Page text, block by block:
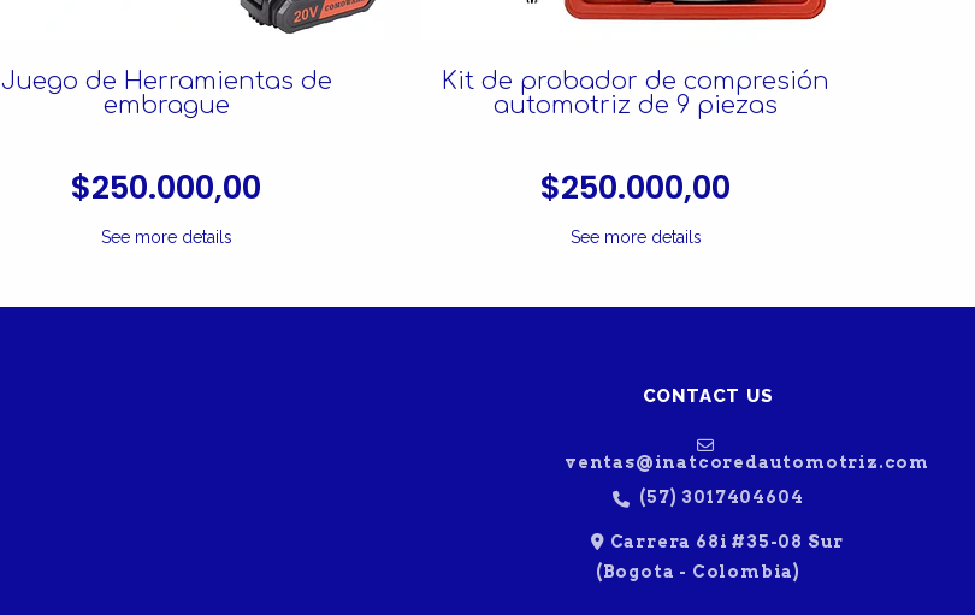
Juego de Herramientas de
embrague
$250.000,00
See more details
Kit de probador de compresión
automotriz de 9 piezas
$250.000,00
See more details
CONTACT US
ventas@inatcoredautomotriz.com
(57) 3017404604
Carrera 68i #35-08 Sur
(Bogota - Colombia)